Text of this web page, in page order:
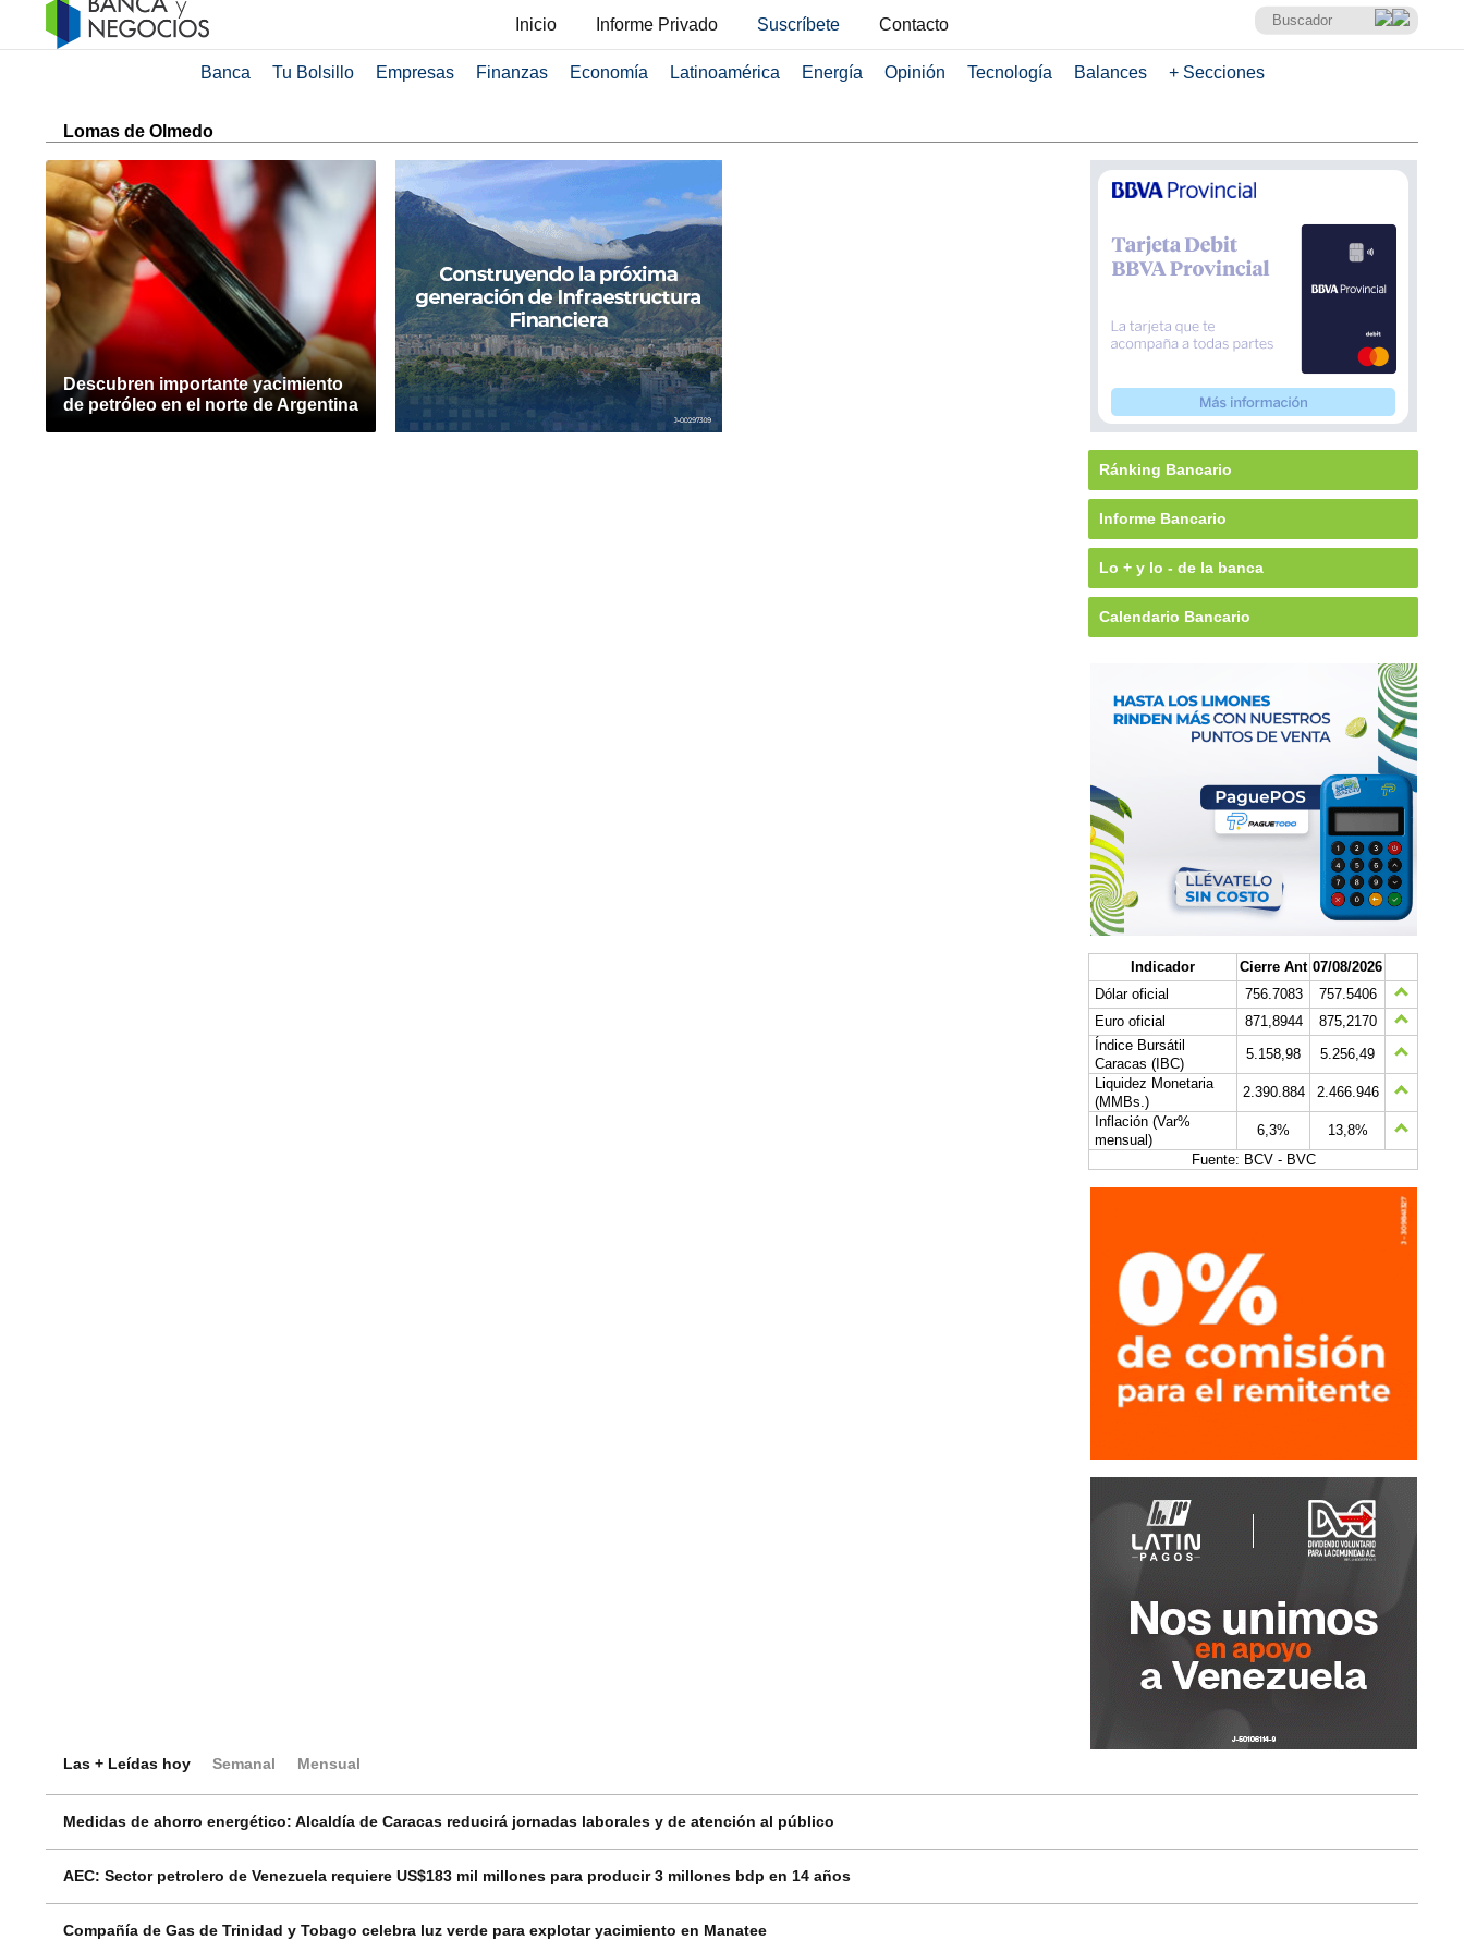
Inicio Informe Privado Suscríbete Contacto
Banca Tu Bolsillo Empresas Finanzas Economía Latinoamérica Energía Opinión Tecnología Balances + Secciones
Lomas de Olmedo
Descubren importante yacimiento
de petróleo en el norte de Argentina
Ránking Bancario
Informe Bancario
Lo + y lo - de la banca
Calendario Bancario
Indicador Cierre Ant 07/08/2026
Dólar oficial
756.7083
757.5406
Euro oficial
871,8944
875,2170
Índice Bursátil
Caracas (IBC)
5.158,98
5.256,49
Liquidez Monetaria
(MMBs.)
2.390.884
2.466.946
Inflación (Var%
mensual)
6,3%
13,8%
Fuente: BCV - BVC
Las + Leídas hoy Semanal Mensual
Medidas de ahorro energético: Alcaldía de Caracas reducirá jornadas laborales y de atención al público
AEC: Sector petrolero de Venezuela requiere US$183 mil millones para producir 3 millones bdp en 14 años
Compañía de Gas de Trinidad y Tobago celebra luz verde para explotar yacimiento en Manatee